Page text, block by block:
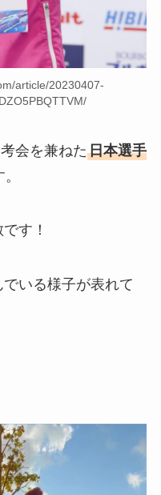
article/20230407-
会を兼ねた日本選手
す！
いる様子が表れて